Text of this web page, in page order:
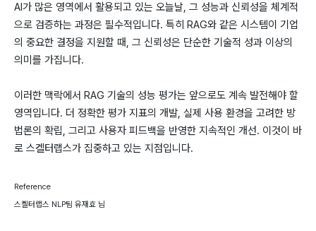
AI가 많은 영역에서 활용되고 있는 오늘날, 그 성능과 신뢰성을 체계적
으로 검증하는 과정은 필수적입니다. 특히 RAG와 같은 시스템이 기업
의 중요한 결정을 지원할 때, 그 신뢰성은 단순한 기술적 성과 이상의
의미를 가집니다.
이러한 맥락에서 RAG 기술의 성능 평가는 앞으로도 계속 발전해야 할
영역입니다. 더 정확한 평가 지표의 개발, 실제 사용 환경을 고려한 방
법론의 확립, 그리고 사용자 피드백을 반영한 지속적인 개선. 이것이 바
로 스켈터랩스가 집중하고 있는 지점입니다.
Reference
스켈터랩스 NLP팀 유재효 님